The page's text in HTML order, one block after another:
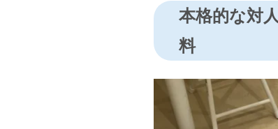
本格的な対
料